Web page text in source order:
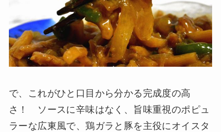
で、これがひと口目から分かる完成度の高
さ！ ソースに辛味はなく、旨味重視のポピュ
ラーな広東風で、鶏ガラと豚を主役にオイスタ